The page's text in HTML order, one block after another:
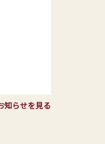
知らせを見る